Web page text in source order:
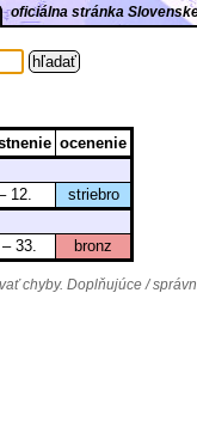
oficiálna stránka
ocenenie
12.
striebro
33. bronz
chyby. Doplňujúce /